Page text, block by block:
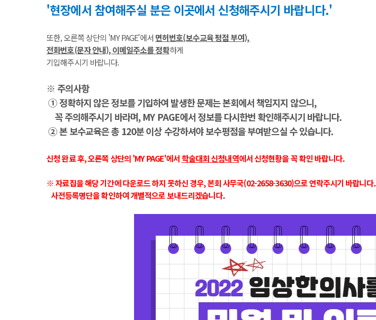
'현장에서 참여해주실 분은 이곳에서 신청해주시기 바랍니다.'
또한, 오른쪽 상단의 'MY PAGE'에서 면허번호(보수교육 평점 부여),
전화번호(문자 안내), 이메일주소를 정확하게
기입해주시기 바랍니다.
※ 주의사항
① 정확하지 않은 정보를 기입하여 발생한 문제는 본회에서 책임지지 않으니,
꼭 주의해주시기 바라며, MY PAGE에서 정보를 다시한번 확인해주시기 바랍니다.
② 본 보수교육은 총 120분 이상 수강하셔야 보수평점을 부여받으실 수 있습니다.
신청 완료 후, 오른쪽 상단의 'MY PAGE'에서학술대회 신청내역에서 신청현황을 꼭 확인 바랍니다.
※ 자료집을 해당 기간에 다운로드 하지 못하신 경우, 본회 사무국(02-2658-3630)으로 연락주시기 바랍니다.
사전등록명단을 확인하여 개별적으로 보내드리겠습니다.